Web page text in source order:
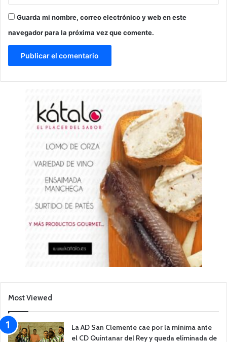
Guarda mi nombre, correo electrónico y web en este
navegador para la próxima vez que comente.
Most Viewed
La AD San Clemente cae por la mínima ante
el CD Quintanar del Rey y queda eliminada de